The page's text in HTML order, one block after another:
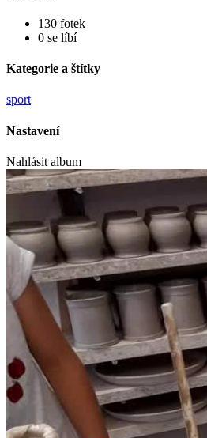
130 fotek
0 se líbí
Kategorie a štítky
sport
Nastavení
Nahlásit album